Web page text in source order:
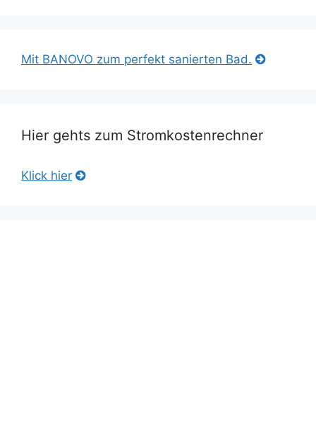
Mit BANOVO zum perfekt sanierten Bad.
Hier gehts zum Stromkostenrechner
Klick hier